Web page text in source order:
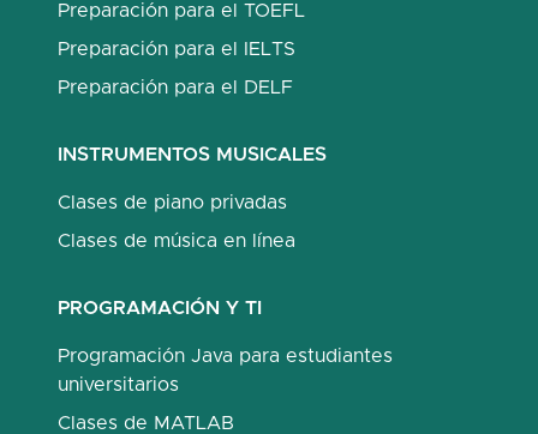
Preparación para el TOEFL
Preparación para el IELTS
Preparación para el DELF
INSTRUMENTOS MUSICALES
Clases de piano privadas
Clases de música en línea
PROGRAMACIÓN Y TI
Programación Java para estudiantes
universitarios
Clases de MATLAB